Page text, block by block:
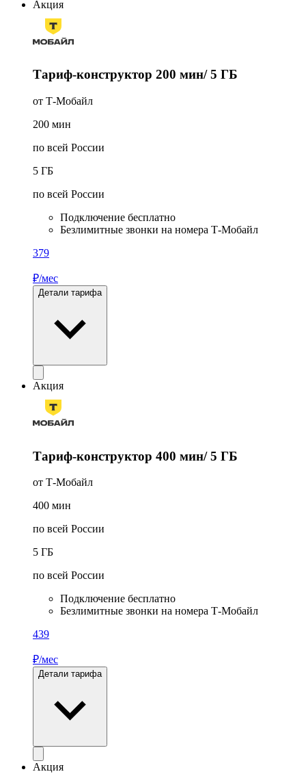
Акция
Тариф-конструктор 200 мин/ 5 ГБ
от Т‑Мобайл
200 мин
по всей России
5 ГБ
по всей России
Подключение бесплатно
Безлимитные звонки на номера Т‑Мобайл
379
₽/мес
Детали тарифа
Акция
Тариф-конструктор 400 мин/ 5 ГБ
от Т‑Мобайл
400 мин
по всей России
5 ГБ
по всей России
Подключение бесплатно
Безлимитные звонки на номера Т‑Мобайл
439
₽/мес
Детали тарифа
Акция